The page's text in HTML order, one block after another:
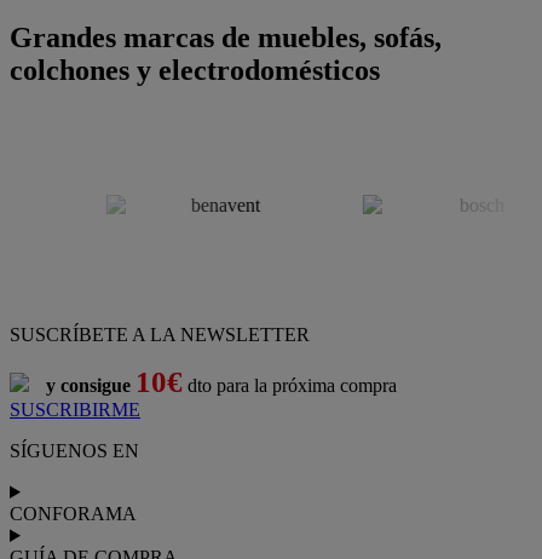
Grandes marcas de muebles, sofás,
colchones y electrodomésticos
SUSCRÍBETE A LA NEWSLETTER
y consigue 10€ dto para la próxima compra
SUSCRIBIRME
SÍGUENOS EN
CONFORAMA